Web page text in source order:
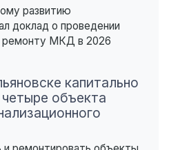
развитию
доклад о проведении
ремонту МКД в 2026
капитально
объекта